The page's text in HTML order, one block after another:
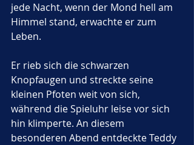
jede Nacht, wenn der Mond hell am
Himmel stand, erwachte er zum
Leben.
Er rieb sich die schwarzen
Knopfaugen und streckte seine
kleinen Pfoten weit von sich,
während die Spieluhr leise vor sich
hin klimperte. An diesem
besonderen Abend entdeckte Teddy